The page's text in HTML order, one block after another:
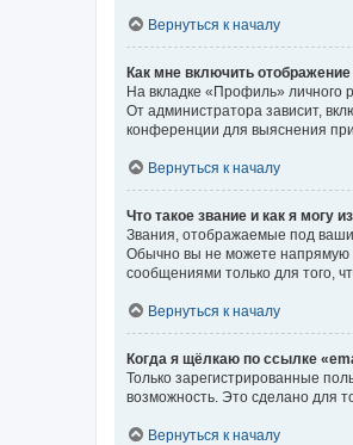
Вернуться к началу
Как мне включить
На вкладке «Профиль» личного
От администратора зависит,
конференции для выяснения
Вернуться к началу
Что такое звание и как я могу
Звания, отображаемые под
Обычно вы не можете напрямую
сообщениями только для того,
Вернуться к началу
Когда я щёлкаю по ссылке
Только зарегистрированные
возможность. Это сделано для
Вернуться к началу